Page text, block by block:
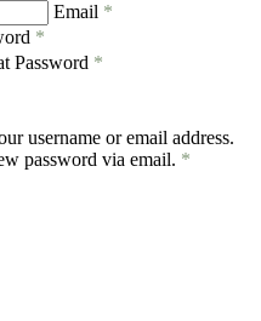
Email *
*
Password *
username or email address.
password via email. *